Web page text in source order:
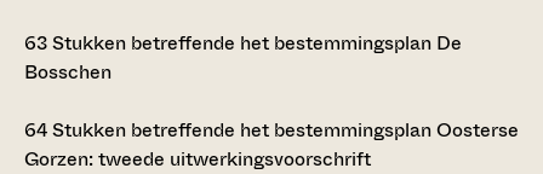
63Stukken betreffende het bestemmingsplan De
Bosschen
64Stukken betreffende het bestemmingsplan Oosterse
Gorzen: tweede uitwerkingsvoorschrift